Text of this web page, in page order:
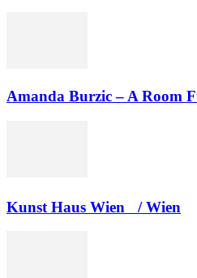
Amanda Burzic – A Room
Kunst Haus Wien / Wien